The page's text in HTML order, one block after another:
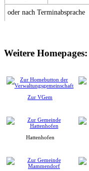
oder nach Terminabsprache
Weitere Homepages:
Zur VGem
Hattenhofen